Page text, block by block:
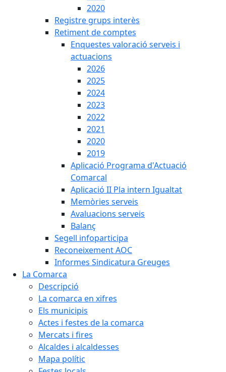
2020
Registre grups interès
Retiment de comptes
Enquestes valoració serveis i
actuacions
2026
2025
2024
2023
2022
2021
2020
2019
Aplicació Programa d'Actuació
Comarcal
Aplicació II Pla intern Igualtat
Memòries serveis
Avaluacions serveis
Balanç
Segell infoparticipa
Reconeixement AOC
Informes Sindicatura Greuges
La Comarca
Descripció
La comarca en xifres
Els municipis
Actes i festes de la comarca
Mercats i fires
Alcaldes i alcaldesses
Mapa polític